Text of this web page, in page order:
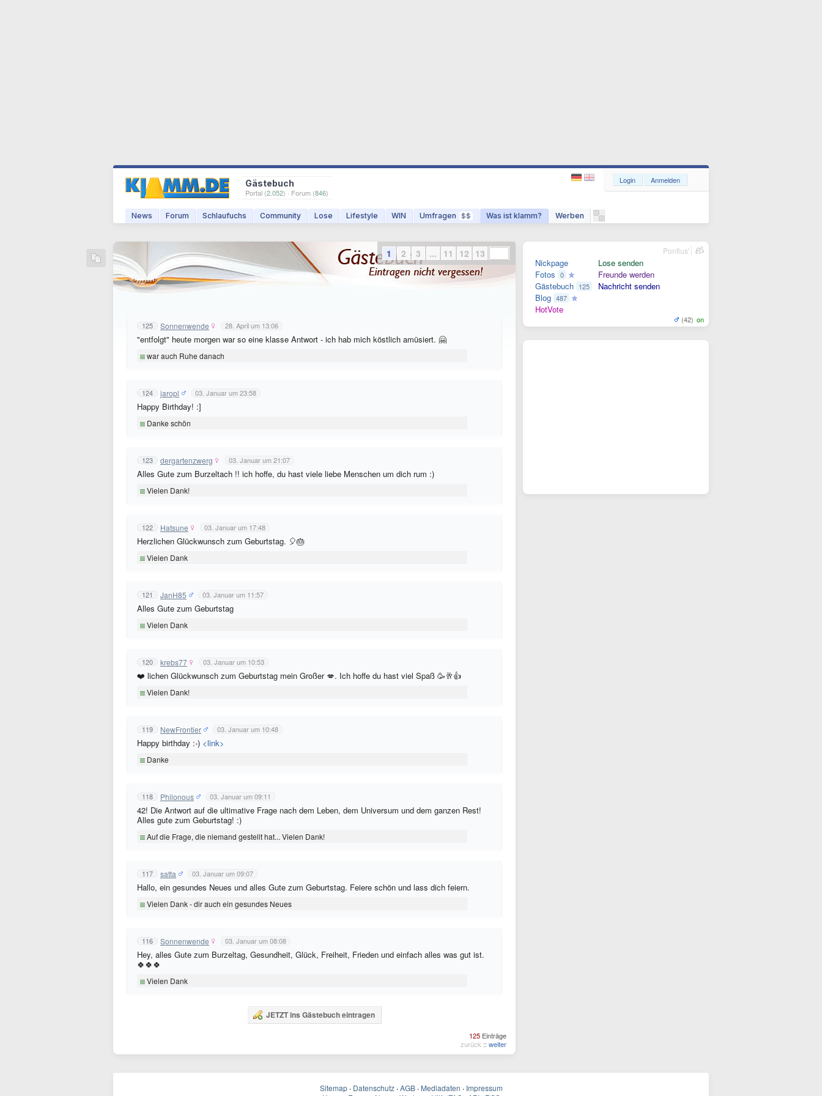
Gästebuch
Portal (2.052) · Forum (846)
News Forum Schlaufuchs Community Lose Lifestyle WIN Umfragen $$ Was ist klamm? Werben
Login Anmelden
125 Sonnenwende 28. April um 13:06
"entfolgt" heute morgen war so eine klasse Antwort - ich hab mich köstlich amüsiert. 🤗
war auch Ruhe danach
124 jaropl 03. Januar um 23:58
Happy Birthday! :]
Danke schön
123 dergartenzwerg 03. Januar um 21:07
Alles Gute zum Burzeltach !! ich hoffe, du hast viele liebe Menschen um dich rum :)
Vielen Dank!
122 Hatsune 03. Januar um 17:48
Herzlichen Glückwunsch zum Geburtstag. 🎈🎂
Vielen Dank
121 JanH85 03. Januar um 11:57
Alles Gute zum Geburtstag
Vielen Dank
120 krebs77 03. Januar um 10:53
❤️ lichen Glückwunsch zum Geburtstag mein Großer 💋. Ich hoffe du hast viel Spaß 🥳🥂👍
Vielen Dank!
119 NewFrontier 03. Januar um 10:48
Happy birthday :-) <link>
Danke
118 Philonous 03. Januar um 09:11
42! Die Antwort auf die ultimative Frage nach dem Leben, dem Universum und dem ganzen Rest!
Alles gute zum Geburtstag! :)
Auf die Frage, die niemand gestellt hat... Vielen Dank!
117 satta 03. Januar um 09:07
Hallo, ein gesundes Neues und alles Gute zum Geburtstag. Feiere schön und lass dich feiern.
Vielen Dank - dir auch ein gesundes Neues
116 Sonnenwende 03. Januar um 08:08
Hey, alles Gute zum Burzeltag, Gesundheit, Glück, Freiheit, Frieden und einfach alles was gut ist.
🍀🍀🍀
Vielen Dank
JETZT ins Gästebuch eintragen
125 Einträge
zurück :: weiter
1 2 3 ... 11 12 13
Nickpage
Fotos 0
Gästebuch 125
Blog 487
HotVote
Lose senden
Freunde werden
Nachricht senden
(42) on
Pontius'
Sitemap · Datenschutz · AGB · Mediadaten · Impressum